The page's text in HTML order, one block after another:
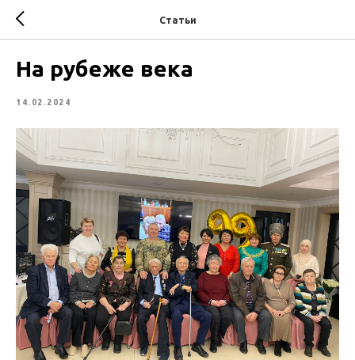
Статьи
На рубеже века
14.02.2024